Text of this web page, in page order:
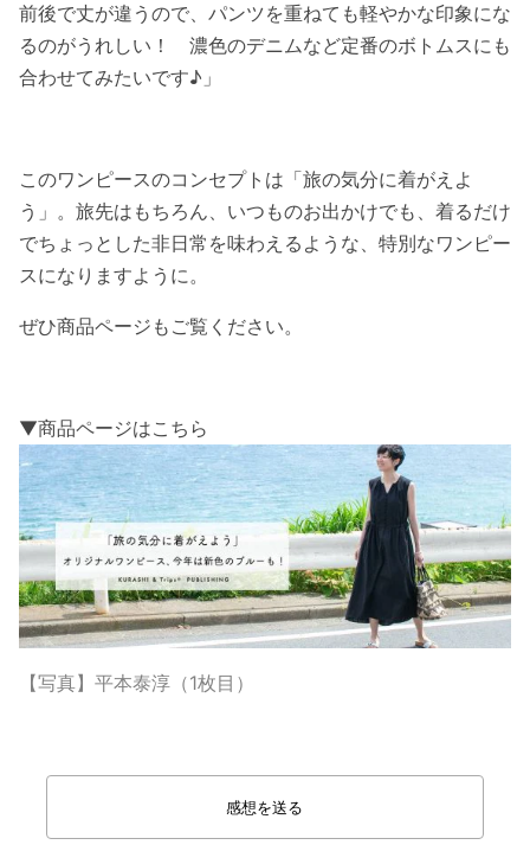
前後で丈が違うので、パンツを重ねても軽やかな印象にな
るのがうれしい！ 濃色のデニムなど定番のボトムスにも
合わせてみたいです♪」
このワンピースのコンセプトは「旅の気分に着がえよ
う」。旅先はもちろん、いつものお出かけでも、着るだけ
でちょっとした非日常を味わえるような、特別なワンピー
スになりますように。
ぜひ商品ページもご覧ください。
▼商品ページはこちら
【写真】平本泰淳（1枚目）
感想を送る